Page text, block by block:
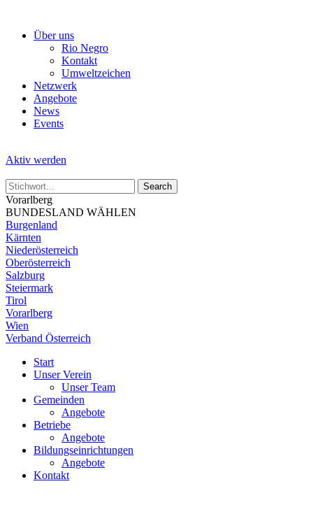
Über uns
Rio Negro
Kontakt
Umweltzeichen
Netzwerk
Angebote
News
Events
Aktiv werden
Vorarlberg
BUNDESLAND WÄHLEN
Burgenland
Kärnten
Niederösterreich
Oberösterreich
Salzburg
Steiermark
Tirol
Vorarlberg
Wien
Verband Österreich
Start
Unser Verein
Unser Team
Gemeinden
Angebote
Betriebe
Angebote
Bildungseinrichtungen
Angebote
Kontakt